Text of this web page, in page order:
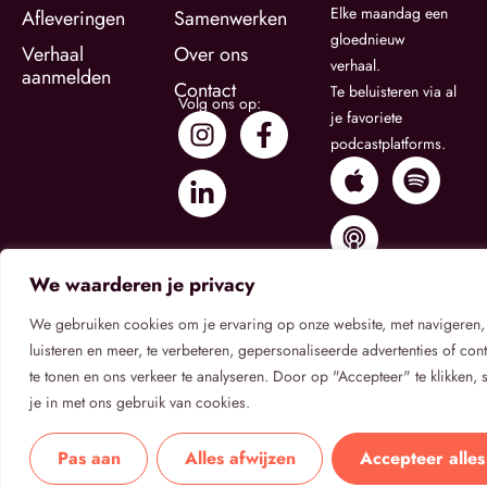
We waarderen je privacy
We gebruiken cookies om je ervaring op onze website, met navigeren,
luisteren en meer, te verbeteren, gepersonaliseerde advertenties of
te tonen en ons verkeer te analyseren. Door op "Accepteer" te klikken,
je in met ons gebruik van cookies.
Pas aan Alles afwijzen Accepteer alles
Afleveringen
Verhaal
aanmelden
Samenwerken
Over ons
Contact
Volg ons op:
Elke maandag een
gloednieuw
verhaal.
Te beluisteren via al
je favoriete
podcastplatforms.
PrivacybeleidAlgemene VoorwaardenCookietoestemming
© 2026 Verhaal Onbekend.
podcastserie van Rake Media B.V.
Alle rechten voorbehouden.